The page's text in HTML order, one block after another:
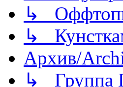
↳
↳
Архив/
↳